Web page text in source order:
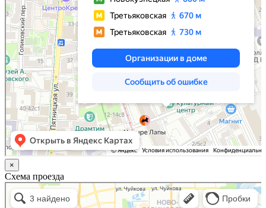
×
Схема проезда
Казань
Малый Татарский переулок, 8 на карте Москвы, ближайшее метро Новокузнецкая —
Яндекс.Карты